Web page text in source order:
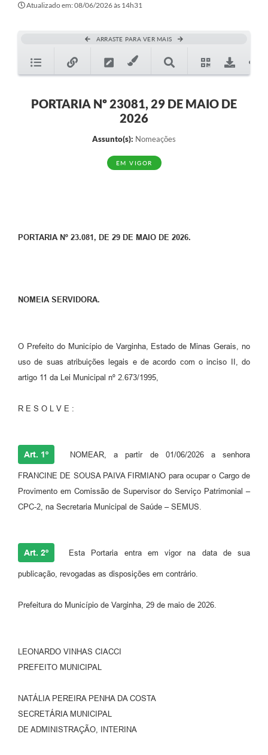
Atualizado em: 08/06/2026 às 14h31
ARRASTE PARA VER MAIS
PORTARIA Nº 23081, 29 DE MAIO DE
2026
Assunto(s): Nomeações
EM VIGOR
PORTARIA Nº 23.081, DE 29 DE MAIO DE 2026.
NOMEIA SERVIDORA.
O Prefeito do Município de Varginha, Estado de Minas Gerais, no
uso de suas atribuições legais e de acordo com o inciso II, do
artigo 11 da Lei Municipal nº 2.673/1995,
R E S O L V E :
Art. 1º NOMEAR, a partir de 01/06/2026 a senhora
FRANCINE DE SOUSA PAIVA FIRMIANO para ocupar o Cargo de
Provimento em Comissão de Supervisor do Serviço Patrimonial –
CPC-2, na Secretaria Municipal de Saúde – SEMUS.
Art. 2º Esta Portaria entra em vigor na data de sua
publicação, revogadas as disposições em contrário.
Prefeitura do Município de Varginha, 29 de maio de 2026.
LEONARDO VINHAS CIACCI
PREFEITO MUNICIPAL
NATÁLIA PEREIRA PENHA DA COSTA
SECRETÁRIA MUNICIPAL
DE ADMINISTRAÇÃO, INTERINA